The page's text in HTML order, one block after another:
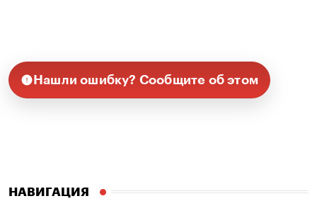
Нашли ошибку? Сообщите об этом
НАВИГАЦИЯ